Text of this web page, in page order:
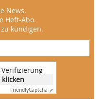
News.
Heft-Abo.
kündigen.
klicken
FriendlyCaptcha ⇗